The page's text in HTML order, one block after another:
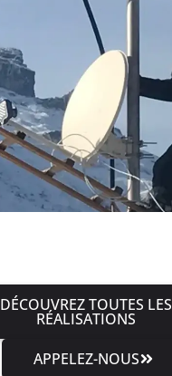
DÉCOUVREZ TOUTES LES
RÉALISATIONS
APPELEZ-NOUS